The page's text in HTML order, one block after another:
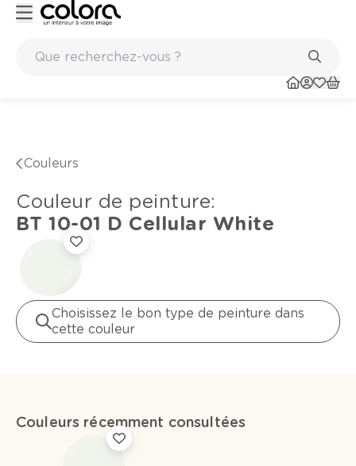
Couleurs
Couleur de peinture:
BT 10-01 D Cellular White
Choisissez le bon type de peinture dans
cette couleur
Couleurs récemment consultées